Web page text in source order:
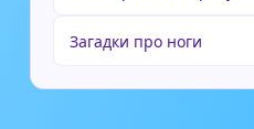
Загадки про ноги